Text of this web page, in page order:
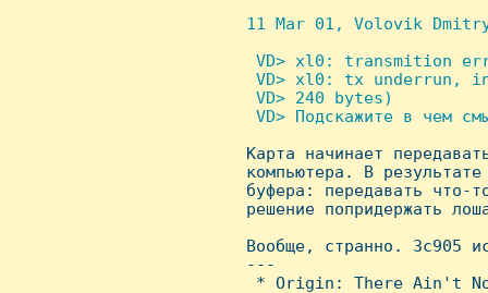
11 Mar 01, Volovik
VD> xl0: transmition
VD> xl0: tx underrun,
  VD> 240 bytes)
VD> Подскажите в чем
Карта начинает
компьютера. В
буфера: передавать что-
решение попридержать
Вообще, странно. 3c905
---
* Origin: There Ain't